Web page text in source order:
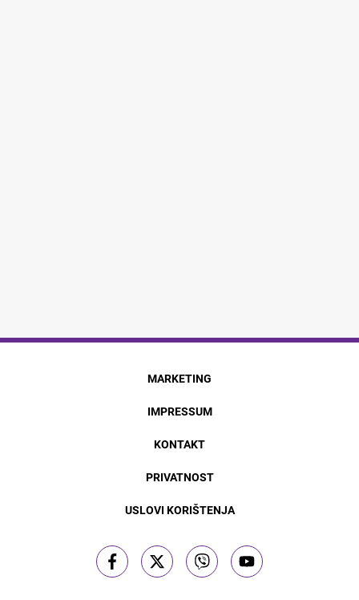
MARKETING
IMPRESSUM
KONTAKT
PRIVATNOST
USLOVI KORIŠTENJA